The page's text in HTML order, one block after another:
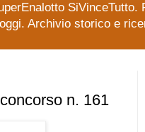
Archivio storico e
n. 161